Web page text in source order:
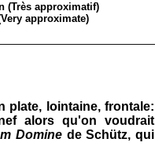
(Très approximatif)
approximate)
plate, lointaine, frontale:
alors qu'on voudrait
Domine de Schütz, qui